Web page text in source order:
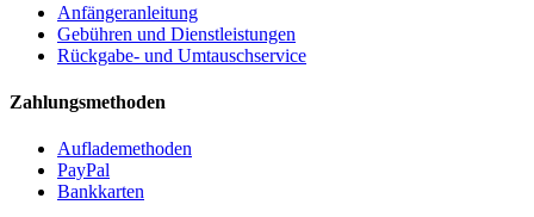
Anfängeranleitung
Gebühren und Dienstleistungen
Rückgabe- und Umtauschservice
Zahlungsmethoden
Auflademethoden
PayPal
Bankkarten